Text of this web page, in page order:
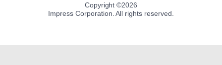
Copyright ©2026
Impress Corporation. All rights reserved.